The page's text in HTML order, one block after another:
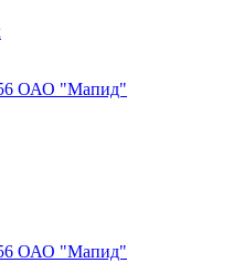
ОАО "Мапид"
ОАО "Мапид"